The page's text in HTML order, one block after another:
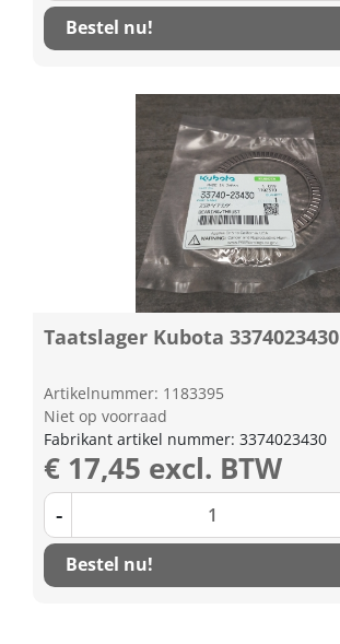
Bestel nu!
Taatslager Kubota 3374023430
Artikelnummer: 1183395
Niet op voorraad
Fabrikant artikel nummer: 3374023430
€ 17,45 excl. BTW
-
Bestel nu!